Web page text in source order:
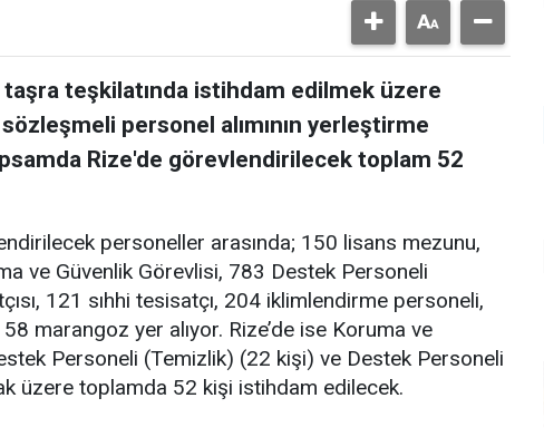
taşra teşkilatında istihdam edilmek üzere
personel alımının yerleştirme
Rize'de görevlendirilecek toplam 52
personeller arasında; 150 lisans mezunu,
ve Güvenlik Görevlisi, 783 Destek Personeli
121 sıhhi tesisatçı, 204 iklimlendirme personeli,
marangoz yer alıyor. Rize’de ise Koruma ve
Personeli (Temizlik) (22 kişi) ve Destek Personeli
üzere toplamda 52 kişi istihdam edilecek.